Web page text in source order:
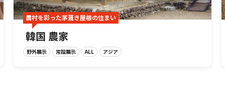
農村を彩った茅葺き屋根の住まい
韓国 農家
野外展示 常設展示 ALL アジア